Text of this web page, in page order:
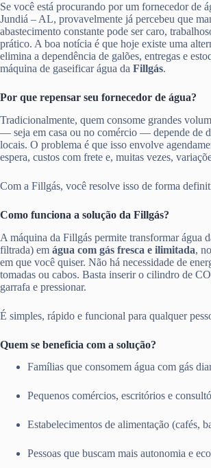
Se você está procurando por um fornecedor de
Jundiá – AL, provavelmente já percebeu que
abastecimento constante pode ser caro,
prático. A boa notícia é que hoje existe uma
elimina a dependência de galões, entregas e
máquina de gaseificar água da Fillgás.
Por que repensar seu fornecedor de água?
Tradicionalmente, quem consome grandes
— seja em casa ou no comércio — depende de
locais. O problema é que isso envolve
espera, custos com frete e, muitas vezes,
Com a Fillgás, você resolve isso de forma
Como funciona a solução da Fillgás?
A máquina da Fillgás permite transformar água
filtrada) em água com gás fresca e ilimitada,
em que você quiser. Não há necessidade de
tomadas ou cabos. Basta inserir o cilindro de
garrafa e pressionar.
É simples, rápido e funcional para qualquer
Quem se beneficia com a solução?
Famílias que consomem água com gás
Pequenos comércios, escritórios e
Estabelecimentos de alimentação (cafés,
Pessoas que buscam mais autonomia e